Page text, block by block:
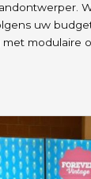
uw
modulaire